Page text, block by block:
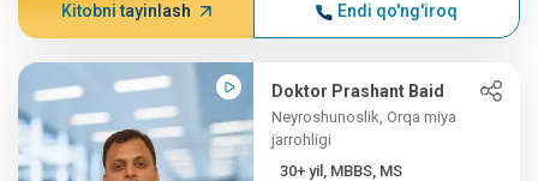
Kitobni tayinlash Endi qo'ng'iroq
Doktor Prashant Baid
Neyroshunoslik, Orqa miya
jarrohligi
30+ yil, MBBS, MS